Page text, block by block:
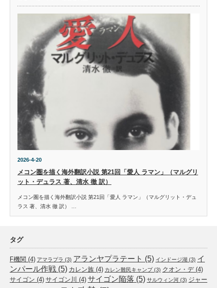
2026-4-20
メコン圏を描く海外翻訳小説 第21回「愛人 ラマン」（マルグリ
ット・デュラス 著、清水 徹 訳）
メコン圏を描く海外翻訳小説 第21回「愛人 ラマン」（マルグリット・デュ
ラス 著、清水 徹 訳） …
タグ
F機関 (4) アマラプラ (3) アランヤプラテート (5) インドージ湖 (3) イ
ンパール作戦 (5) カレン族 (4) カレン難民キャンプ(3) クオン・デ(4)
サイゴン (4) サイゴン川 (4) サイゴン陥落 (5) サルウィン河 (3) ジャー